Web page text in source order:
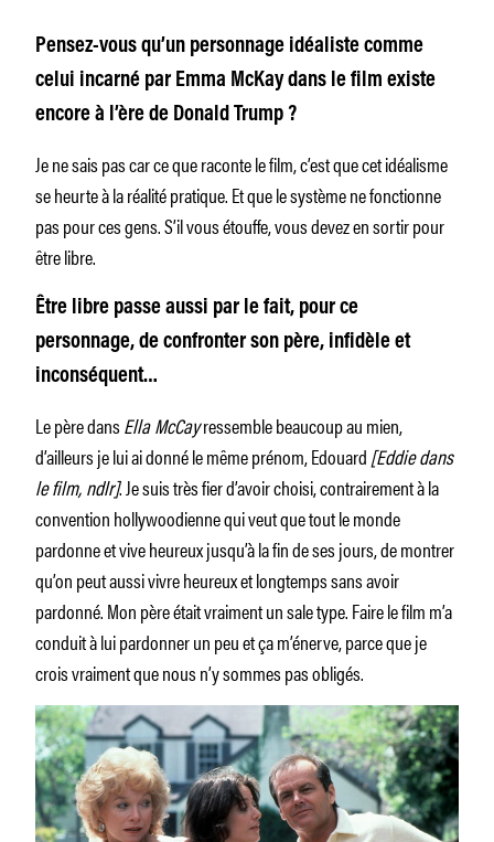
Pensez-vous qu’un personnage idéaliste comme
celui incarné par Emma McKay dans le film existe
encore à l’ère de Donald Trump ?
Je ne sais pas car ce que raconte le film, c’est que cet idéalisme
se heurte à la réalité pratique. Et que le système ne fonctionne
pas pour ces gens. S’il vous étouffe, vous devez en sortir pour
être libre.
Être libre passe aussi par le fait, pour ce
personnage, de confronter son père, infidèle et
inconséquent…
Le père dansElla McCayressemble beaucoup au mien,
d’ailleurs je lui ai donné le même prénom, Edouard[Eddie dans
le film, ndlr]. Je suis très fier d’avoir choisi, contrairement à la
convention hollywoodienne qui veut que tout le monde
pardonne et vive heureux jusqu’à la fin de ses jours, de montrer
qu’on peut aussi vivre heureux et longtemps sans avoir
pardonné. Mon père était vraiment un sale type. Faire le film m’a
conduit à lui pardonner un peu et ça m’énerve, parce que je
crois vraiment que nous n’y sommes pas obligés.